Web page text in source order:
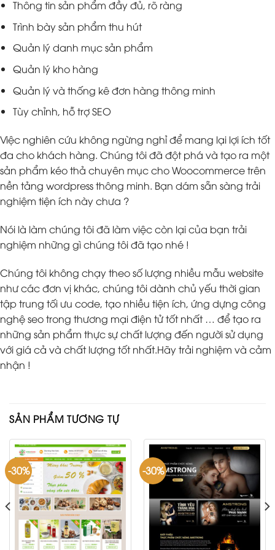
Thông tin sản phẩm đầy đủ, rõ ràng
Trình bày sản phẩm thu hút
Quản lý danh mục sản phẩm
Quản lý kho hàng
Quản lý và thống kê đơn hàng thông minh
Tùy chỉnh, hỗ trợ SEO
Việc nghiên cứu không ngừng nghỉ để mang lại lợi ích tốt
đa cho khách hàng. Chúng tôi đã đột phá và tạo ra một
sản phẩm kéo thả chuyên mục cho Woocommerce trên
nền tảng wordpress thông minh. Bạn dám sẵn sàng trải
nghiệm tiện ích này chưa ?
Nói là làm chúng tôi đã làm việc còn lại của bạn trải
nghiệm những gì chúng tôi đã tạo nhé !
Chúng tôi không chạy theo số lượng nhiều mẫu website
như các đơn vị khác, chúng tôi dành chủ yếu thời gian
tập trung tối ưu code, tạo nhiều tiện ích, ứng dựng công
nghệ seo trong thương mại điện tử tốt nhất … để tạo ra
những sản phẩm thực sự chất lượng đến người sử dụng
với giá cả và chất lượng tốt nhất.Hãy trải nghiệm và cảm
nhận !
SẢN PHẨM TƯƠNG TỰ
-30% -30%